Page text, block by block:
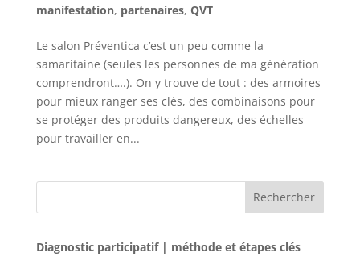
manifestation, partenaires, QVT
Le salon Préventica c’est un peu comme la
samaritaine (seules les personnes de ma génération
comprendront….). On y trouve de tout : des armoires
pour mieux ranger ses clés, des combinaisons pour
se protéger des produits dangereux, des échelles
pour travailler en...
Rechercher
Diagnostic participatif | méthode et étapes clés